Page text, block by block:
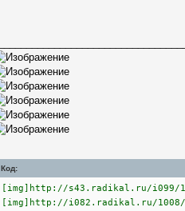
Код:
[img]http://s43.radikal.ru/i099/
[img]http://i082.radikal.ru/1008/